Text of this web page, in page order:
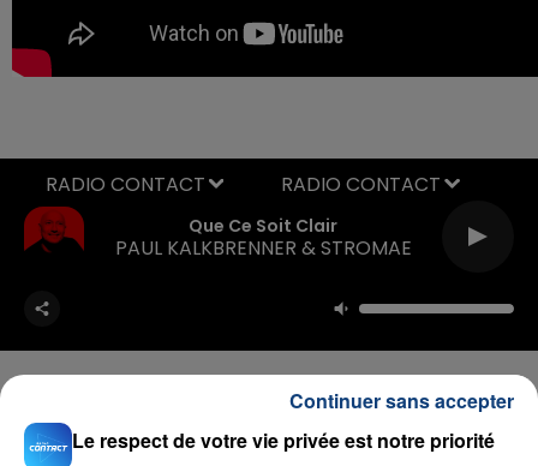
Que Ce Soit Clair
PAUL KALKBRENNER & STROMAE
RADIO CONTACT
Le respect de votre vie privée est notre priorité
Continuer sans accepter